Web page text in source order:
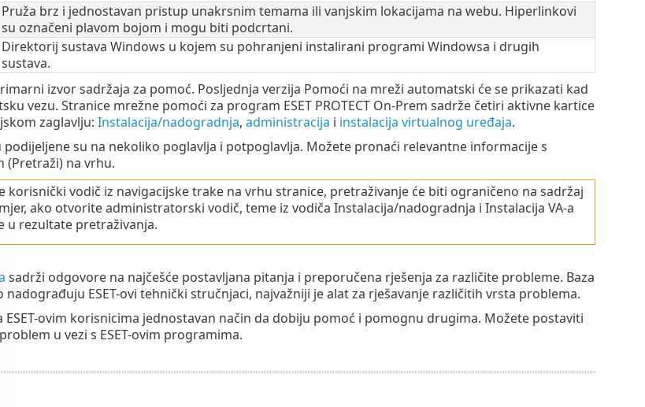
Pruža brz i jednostavan pristup unakrsnim temama ili vanjskim lokacijama na webu. Hiperlinkovi
su označeni plavom bojom i mogu biti podcrtani.
Direktorij sustava Windows u kojem su pohranjeni instalirani programi Windowsa i drugih
sustava.
izvor sadržaja za pomoć. Posljednja verzija Pomoći na mreži automatski će se prikazati kad
vezu. Stranice mrežne pomoći za program ESET PROTECT On-Prem sadrže četiri aktivne kartice
zaglavlju: Instalacija/nadogradnja, administracija i instalacija virtualnog uređaja.
podijeljene su na nekoliko poglavlja i potpoglavlja. Možete pronaći relevantne informacije s
(Pretraži) na vrhu.
korisnički vodič iz navigacijske trake na vrhu stranice, pretraživanje će biti ograničeno na sadržaj
ako otvorite administratorski vodič, teme iz vodiča Instalacija/nadogradnja i Instalacija VA-a
u rezultate pretraživanja.
sadrži odgovore na najčešće postavljana pitanja i preporučena rješenja za različite probleme. Baza
ESET-ovi tehnički stručnjaci, najvažniji je alat za rješavanje različitih vrsta problema.
ESET-ovim korisnicima jednostavan način da dobiju pomoć i pomognu drugima. Možete postaviti
u vezi s ESET-ovim programima.